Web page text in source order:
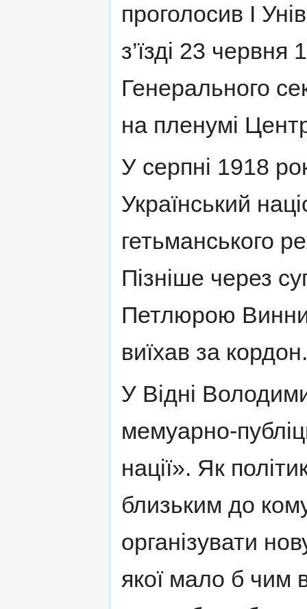
проголосив I
з’їзді 23
Генерального
на пленумі
У серпні 1918
Український
гетьманського
Пізніше через
Петлюрою
виїхав за кордон.
У Відні
мемуарно-
нації». Як
близьким до
організувати
якої мало б чим